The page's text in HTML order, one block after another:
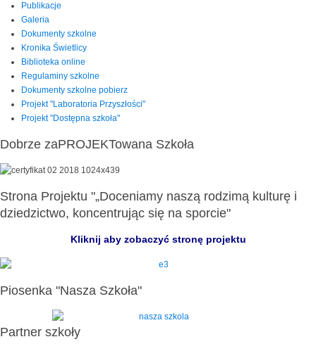
Publikacje
Galeria
Dokumenty szkolne
Kronika Świetlicy
Biblioteka online
Regulaminy szkolne
Dokumenty szkolne pobierz
Projekt "Laboratoria Przyszłości"
Projekt "Dostępna szkoła"
Dobrze zaPROJEKTowana Szkoła
Strona Projektu "„Doceniamy naszą rodzimą kulturę i
dziedzictwo, koncentrując się na sporcie"
Kliknij aby zobaczyć stronę projektu
Piosenka "Nasza Szkoła"
Partner szkoły